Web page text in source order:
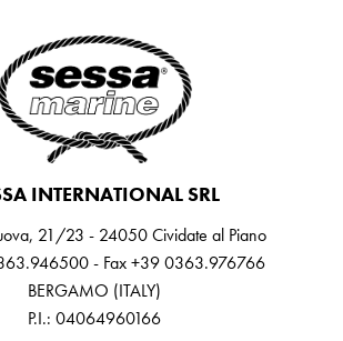
INTERNATIONAL SRL
21/23 - 24050 Cividate al Piano
- Fax +39 0363.976766
BERGAMO (ITALY)
P.I.: 04064960166